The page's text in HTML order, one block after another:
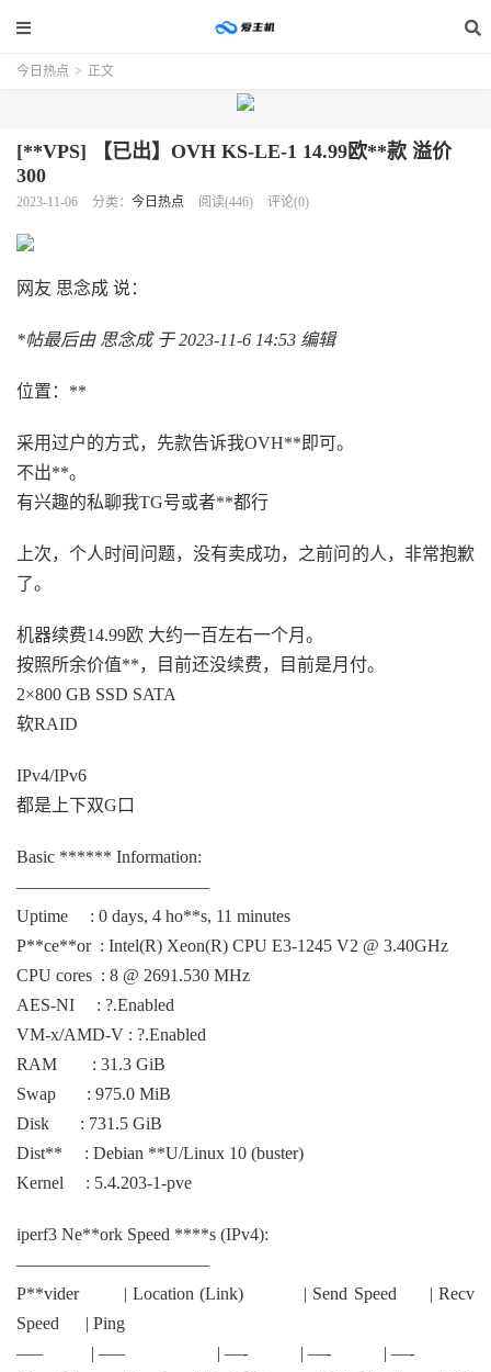
今日热点 > 正文
[**VPS] 【已出】OVH KS-LE-1 14.99欧**款 溢价
300
2023-11-06 分类： 今日热点 阅读(446) 评论(0)
网友 思念成 说：
*帖最后由 思念成 于 2023-11-6 14:53 编辑
位置：**
采用过户的方式，先款告诉我OVH**即可。
不出**。
有兴趣的私聊我TG号或者**都行
上次，个人时间问题，没有卖成功，之前问的人，非常抱歉
了。
机器续费14.99欧 大约一百左右一个月。
按照所余价值**，目前还没续费，目前是月付。
2×800 GB SSD SATA
软RAID
IPv4/IPv6
都是上下双G口
Basic ****** Information:
———————————
Uptime : 0 days, 4 ho**s, 11 minutes
P**ce**or : Intel(R) Xeon(R) CPU E3-1245 V2 @ 3.40GHz
CPU cores : 8 @ 2691.530 MHz
AES-NI : ?.Enabled
VM-x/AMD-V : ?.Enabled
RAM : 31.3 GiB
Swap : 975.0 MiB
Disk : 731.5 GiB
Dist** : Debian **U/Linux 10 (buster)
Kernel : 5.4.203-1-pve
iperf3 Ne**ork Speed ****s (IPv4):
———————————
P**vider | Location (Link) | Send Speed | Recv
Speed | Ping
—– | —– | —- | —- | —-